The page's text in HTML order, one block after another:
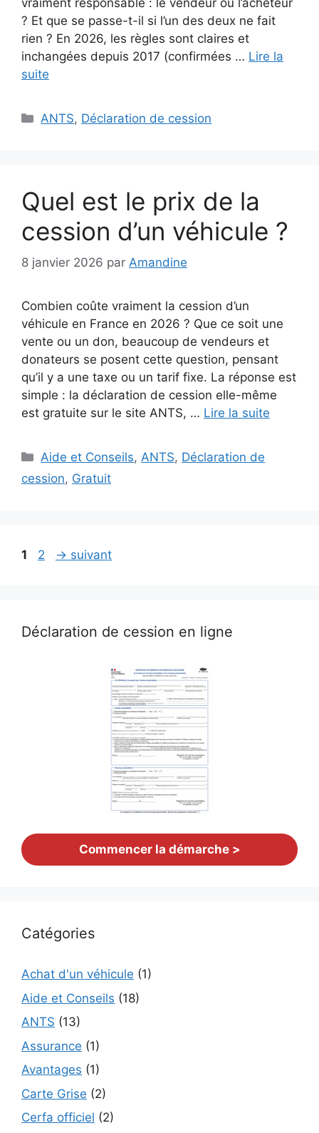
? Et que se passe-t-il si l’un des deux ne fait
rien ? En 2026, les règles sont claires et
inchangées depuis 2017 (confirmées … Lire la
suite
Catégories
ANTS, Déclaration de cession
Quel est le prix de la
cession d’un véhicule ?
8 janvier 2026 par Amandine
Combien coûte vraiment la cession d’un
véhicule en France en 2026 ? Que ce soit une
vente ou un don, beaucoup de vendeurs et
donateurs se posent cette question, pensant
qu’il y a une taxe ou un tarif fixe. La réponse est
simple : la déclaration de cession elle-même
est gratuite sur le site ANTS, … Lire la suite
Catégories
Aide et Conseils,ANTS, Déclaration de
cession, Gratuit
Page
1 Page
2 → suivant
Déclaration de cession en ligne
Commencer la démarche >
Catégories
Achat d'un véhicule (1)
Aide et Conseils (18)
ANTS (13)
Assurance (1)
Avantages (1)
Carte Grise (2)
Cerfa officiel (2)